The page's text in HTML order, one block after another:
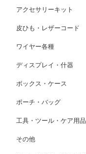
アクセサリーキット
皮ひも・レザーコード
ワイヤー各種
ディスプレイ・什器
ボックス・ケース
ポーチ・バッグ
工具・ツール・ケア用品
その他